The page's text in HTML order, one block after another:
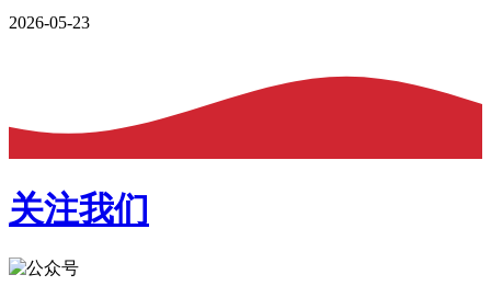
2026-05-23
关注我们